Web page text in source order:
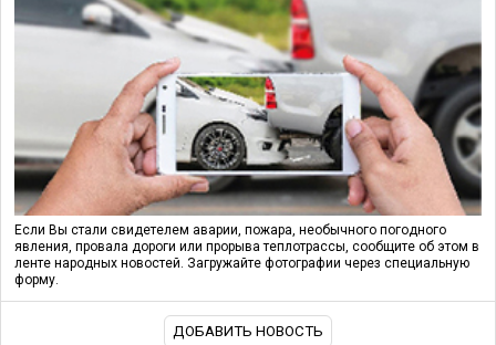
Если Вы стали свидетелем аварии, пожара, необычного погодного
явления, провала дороги или прорыва теплотрассы, сообщите об этом в
ленте народных новостей. Загружайте фотографии через специальную
форму.
ДОБАВИТЬ НОВОСТЬ